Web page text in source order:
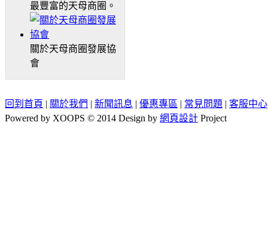
最豐富的天母商圈。
關於天母商圈發展協
會
回到首頁 | 關於我們 | 新聞訊息 | 優惠專區 | 常見問題 | 客服中心
Powered by XOOPS © 2014 Design by 網頁設計 Project